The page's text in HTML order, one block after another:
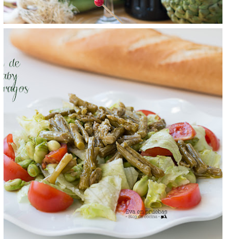
ENSALADA DE HABITAS Y ESPARRÁGOS
CONFITADOS
domingo, 10 de febrero de 2019